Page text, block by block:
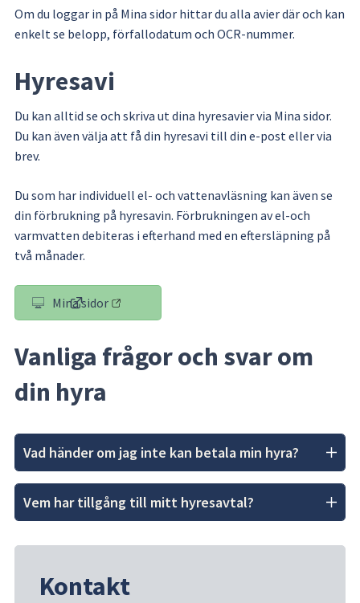
Om du loggar in på Mina sidor hittar du alla avier där och kan
enkelt se belopp, förfallodatum och OCR-nummer.
Hyresavi
Du kan alltid se och skriva ut dina hyresavier via Mina sidor.
Du kan även välja att få din hyresavi till din e-post eller via
brev.
Du som har individuell el- och vattenavläsning kan även se
din förbrukning på hyresavin. Förbrukningen av el-och
varmvatten debiteras i efterhand med en eftersläpning på
två månader.
Mina sidor
(länk till annan webbplats)
Vanliga frågor och svar om
din hyra
Vad händer om jag inte kan betala min hyra?
Vem har tillgång till mitt hyresavtal?
Kontakt